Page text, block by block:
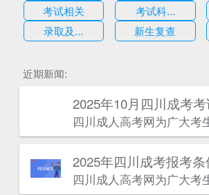
考试相关
考试科...
录取及...
新生复查
近期新闻:
2025年10月四川成考考
2025年‌‌‌‌四川成考报考条